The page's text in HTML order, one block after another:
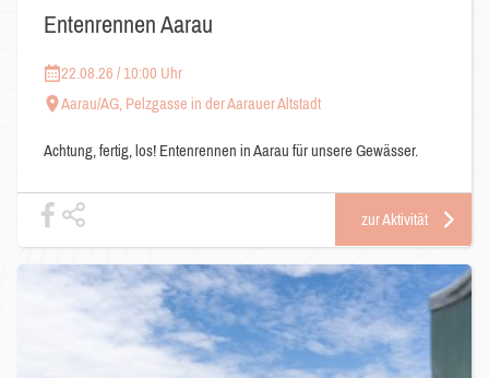
Entenrennen Aarau
22.08.26 / 10:00 Uhr
Aarau/AG, Pelzgasse in der Aarauer Altstadt
Achtung, fertig, los! Entenrennen in Aarau für unsere Gewässer.
zur Aktivität